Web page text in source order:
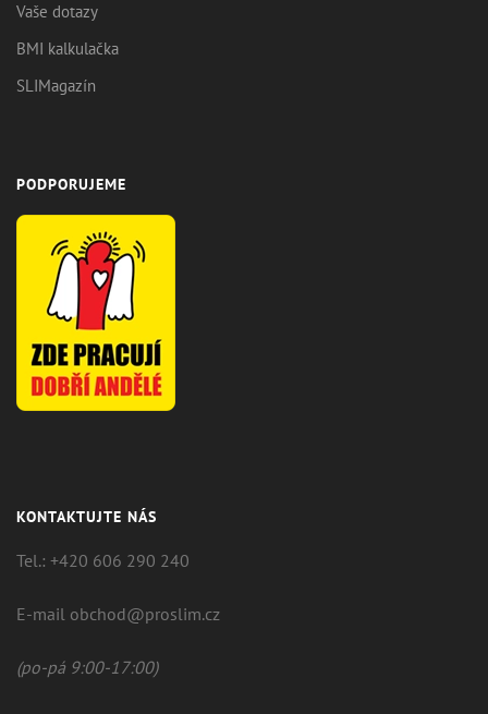
Vaše dotazy
BMI kalkulačka
SLIMagazín
PODPORUJEME
KONTAKTUJTE NÁS
Tel.: +420 606 290 240
E-mail obchod@proslim.cz
(po-pá 9:00-17:00)